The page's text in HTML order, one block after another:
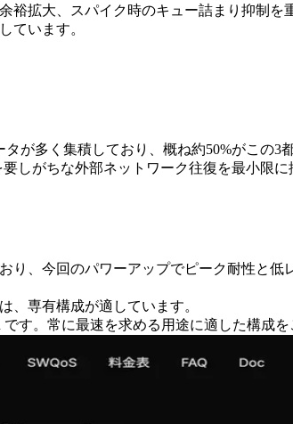
拡大、スパイク時のキュー詰まり抑制を
ています。
が多く集積しており、概ね約50%がこの3
しがちな外部ネットワーク往復を最小限
、今回のパワーアップでピーク耐性と低
、専有構成が適しています。
す。常に最速を求める用途に適した構成を